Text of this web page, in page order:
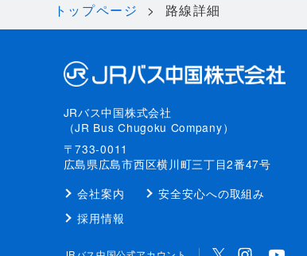
トップページ 路線詳細
JRバス中国株式会社
（JR Bus Chugoku Company）
〒733-0011
広島県広島市西区横川町三丁目2番47号
会社案内
安全安心への取組み
採用情報